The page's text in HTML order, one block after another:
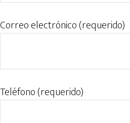
Correo electrónico (requerido)
Teléfono (requerido)